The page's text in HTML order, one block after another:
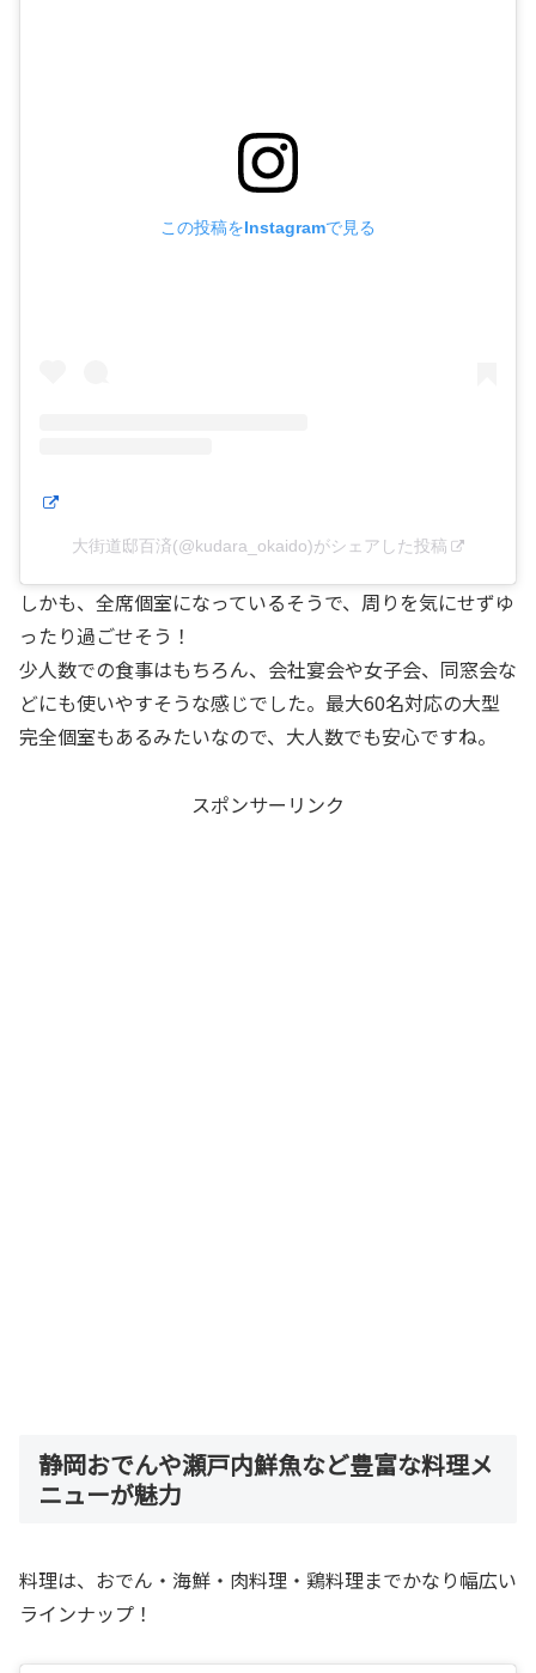
この投稿をInstagramで見る
大街道邸百済(@kudara_okaido)がシェアした投稿
しかも、全席個室になっているそうで、周りを気にせずゆ
ったり過ごせそう！
少人数での食事はもちろん、会社宴会や女子会、同窓会な
どにも使いやすそうな感じでした。最大60名対応の大型
完全個室もあるみたいなので、大人数でも安心ですね。
スポンサーリンク
静岡おでんや瀬戸内鮮魚など豊富な料理メ
ニューが魅力
料理は、おでん・海鮮・肉料理・鶏料理までかなり幅広い
ラインナップ！